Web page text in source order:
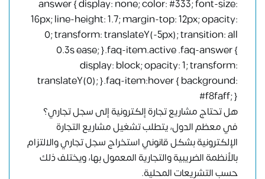
answer { display: none; color: #333; font-size:
16px; line-height: 1.7; margin-top: 12px; opacity:
0; transform: translateY(-5px); transition: all
0.3s ease; }.faq-item.active .faq-answer {
display: block; opacity: 1; transform:
translateY(0); }.faq-item:hover { background:
#f8faff; }
هل تحتاج مشاريع تجارة إلكترونية إلى سجل تجاري؟
في معظم الدول، يتطلب تشغيل مشاريع التجارة
الإلكترونية بشكل قانوني استخراج سجل تجاري والالتزام
بالأنظمة الضريبية والتجارية المعمول بها، ويختلف ذلك
حسب التشريعات المحلية.